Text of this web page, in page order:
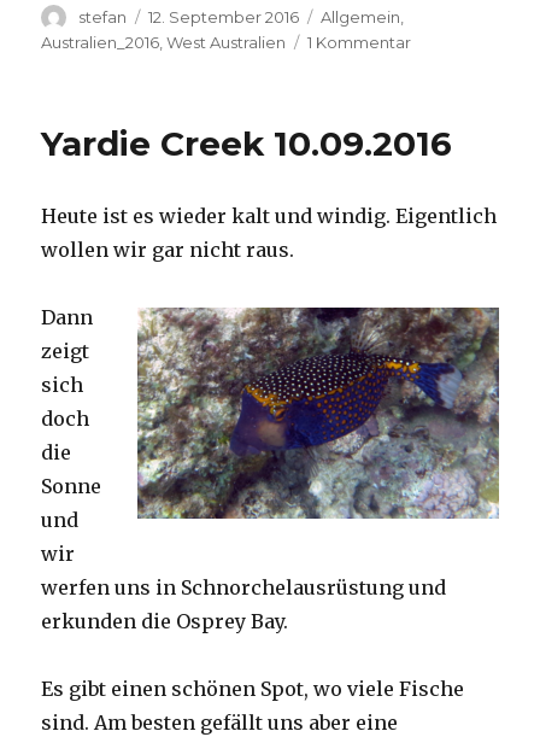
Autor
stefan
Veröffentlicht
am
12. September 2016 Kategorien
Allgemein
Australien_2016 ,West Australien 1 Kommentarzu
Yardie Creek 10.09.2016
Heute ist es wieder kalt und windig. Eigentlich
wollen wir gar nicht raus.
Dann
zeigt
sich
doch
die
Sonne
und
wir
werfen uns in Schnorchelausrüstung und
erkunden die Osprey Bay.
Es gibt einen schönen Spot, wo viele Fische
sind. Am besten gefällt uns aber eine